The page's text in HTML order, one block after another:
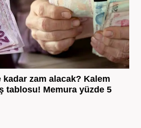
kadar zam alacak? Kalem
tablosu! Memura yüzde 5